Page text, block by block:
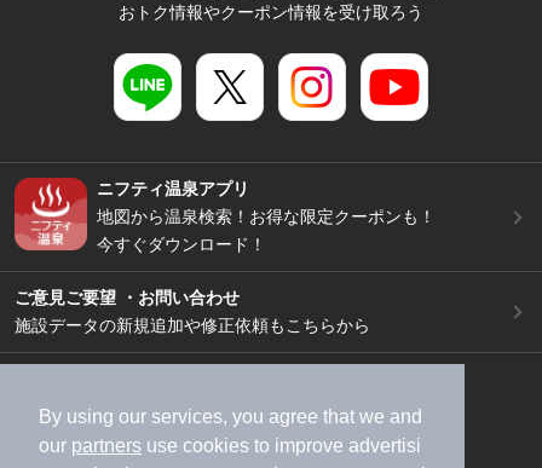
By using our services, you agree that we and
our partners use cookies to improve advertisi
おトク情報やクーポン情報を受け取ろう
ニフティ温泉アプリ
地図から温泉検索！お得な限定クーポンも！
今すぐダウンロード！
ご意見ご要望 ・お問い合わせ
施設データの新規追加や修正依頼もこちらから
加盟店募集（資料請求）
広告出稿のご案内
利用規約
ライフスタイルMEMBERS+規約